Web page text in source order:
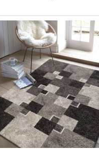
Więcej
W magazynie
Dodaj do porównania